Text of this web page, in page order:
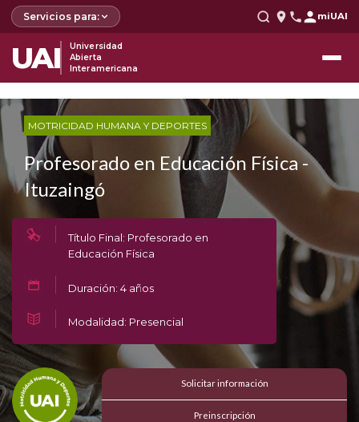
Servicios para: miUAI
UAI
Universidad
Abierta
Interamericana
MOTRICIDAD HUMANA Y DEPORTES
Profesorado en Educación Física -
Ituzaingó
Título Final: Profesorado en
Educación Física
Duración: 4 años
Modalidad: Presencial
Solicitar información
Preinscripción